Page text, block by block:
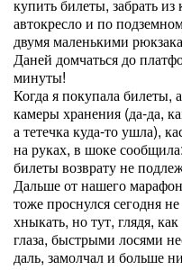
купить билеты, забрать
автокресло и по
двумя маленькими
Даней домчаться до
минуты!
Когда я покупала билеты,
камеры хранения (да-да,
а тетечка куда-то ушла),
на руках, в шоке
билеты возврату не
Дальше от нашего
тоже проснулся сегодня
хныкать, но тут, глядя,
глаза, быстрыми лосями
даль, замолчал и больше